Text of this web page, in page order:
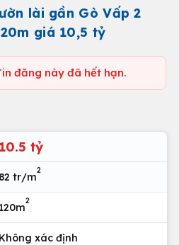
lài gần Gò Vấp 2
giá 10,5 tỷ
đăng này đã hết hạn.
10.5 tỷ
82 tr/m
2
120m
2
Không xác định